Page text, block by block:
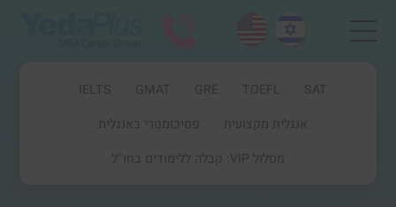
SAT
TOEFL
GRE
GMAT
IELTS
אנגלית מקצועית
פסיכומטרי באנגלית
מסלול VIP: קבלה ללימודים בחו''ל